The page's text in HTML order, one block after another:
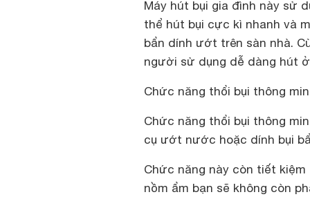
Máy hút bụi gia đình này sử
thể hút bụi cực kì nhanh và
bẩn dính ướt trên sàn nhà.
người sử dụng dễ dàng hút
Chức năng thổi bụi thông
Chức năng thổi bụi thông
cụ ướt nước hoặc dính bụi
Chức năng này còn tiết
nồm ẩm bạn sẽ không còn